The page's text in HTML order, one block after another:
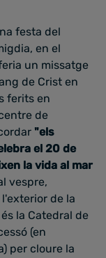
festa del
en el
un missatge
de Crist en
ferits en
de
"els
el 20 de
la vida al mar
vespre,
de la
la Catedral de
(en
per cloure la